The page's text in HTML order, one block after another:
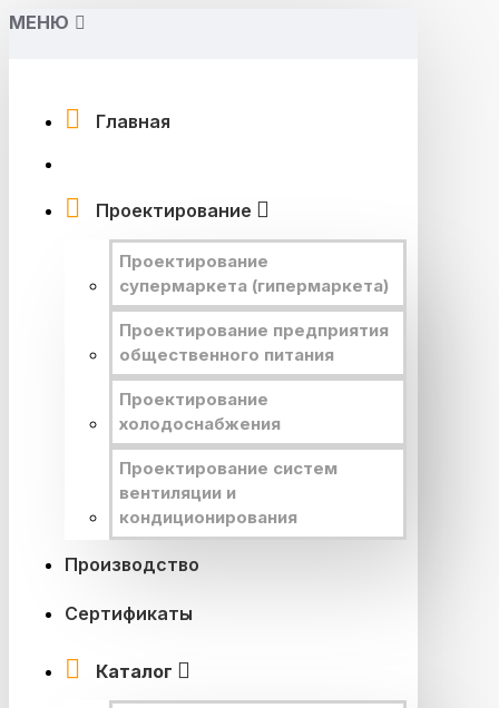
МЕНЮ
Главная
Проектирование
Проектирование
супермаркета (гипермаркета)
Проектирование предприятия
общественного питания
Проектирование
холодоснабжения
Проектирование систем
вентиляции и
кондиционирования
Производство
Сертификаты
Каталог